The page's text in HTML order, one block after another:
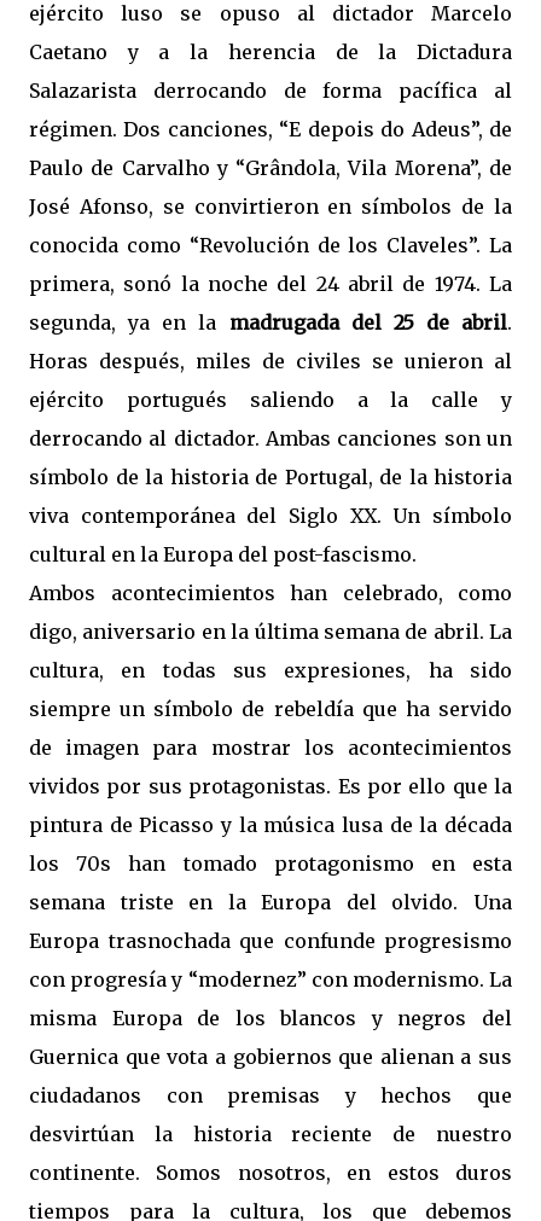
ejército luso se opuso al dictador Marcelo
Caetano y a la herencia de la Dictadura
Salazarista derrocando de forma pacífica al
régimen. Dos canciones, “E depois do Adeus”, de
Paulo de Carvalho y “Grândola, Vila Morena”, de
José Afonso, se convirtieron en símbolos de la
conocida como “Revolución de los Claveles”. La
primera, sonó la noche del 24 abril de 1974. La
segunda, ya en la madrugada del 25 de abril.
Horas después, miles de civiles se unieron al
ejército portugués saliendo a la calle y
derrocando al dictador. Ambas canciones son un
símbolo de la historia de Portugal, de la historia
viva contemporánea del Siglo XX. Un símbolo
cultural en la Europa del post-fascismo.
Ambos acontecimientos han celebrado, como
digo, aniversario en la última semana de abril. La
cultura, en todas sus expresiones, ha sido
siempre un símbolo de rebeldía que ha servido
de imagen para mostrar los acontecimientos
vividos por sus protagonistas. Es por ello que la
pintura de Picasso y la música lusa de la década
los 70s han tomado protagonismo en esta
semana triste en la Europa del olvido. Una
Europa trasnochada que confunde progresismo
con progresía y “modernez” con modernismo. La
misma Europa de los blancos y negros del
Guernica que vota a gobiernos que alienan a sus
ciudadanos con premisas y hechos que
desvirtúan la historia reciente de nuestro
continente. Somos nosotros, en estos duros
tiempos para la cultura, los que debemos